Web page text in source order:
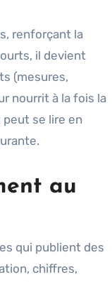
renforçant la
il devient
(mesures,
nourrit à la fois la
se lire en
au
qui publient des
chiffres,